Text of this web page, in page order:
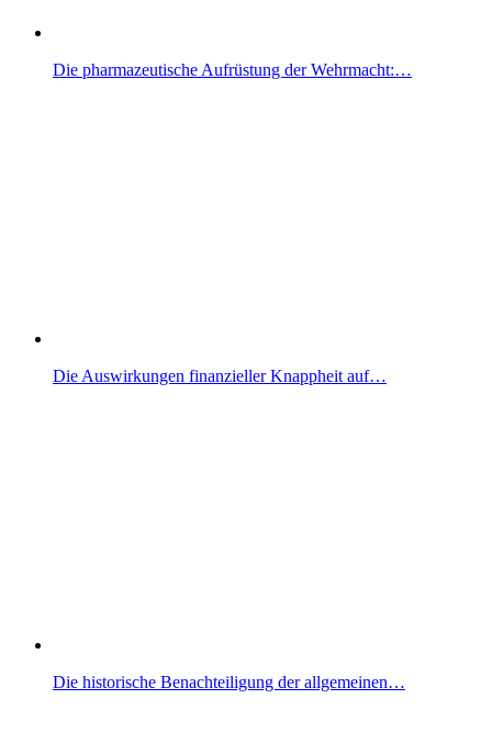
Die pharmazeutische Aufrüstung der Wehrmacht:…
Die Auswirkungen finanzieller Knappheit auf…
Die historische Benachteiligung der allgemeinen…